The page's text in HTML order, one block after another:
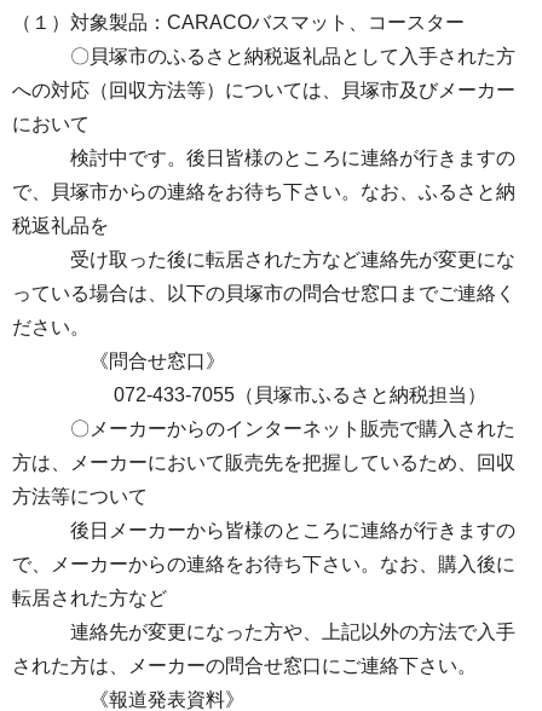
（１）対象製品：CARACOバスマット、コースター
〇貝塚市のふるさと納税返礼品として⼊⼿された⽅
への対応（回収⽅法等）については、⾙塚市及びメーカー
において
検討中です。後⽇皆様のところに連絡が⾏きますの
で、⾙塚市からの連絡をお待ち下さい。なお、ふるさと納
税返礼品を
受け取った後に転居された⽅など連絡先が変更にな
っている場合は、以下の⾙塚市の問合せ窓⼝までご連絡く
ださい。
《問合せ窓口》
072-433-7055（⾙塚市ふるさと納税担当）
〇メーカーからのインターネット販売で購⼊された
⽅は、メーカーにおいて販売先を把握しているため、回収
⽅法等について
後⽇メーカーから皆様のところに連絡が⾏きますの
で、メーカーからの連絡をお待ち下さい。なお、購⼊後に
転居された⽅など
連絡先が変更になった⽅や、上記以外の⽅法で⼊⼿
された⽅は、メーカーの問合せ窓⼝にご連絡下さい。
《報道発表資料》